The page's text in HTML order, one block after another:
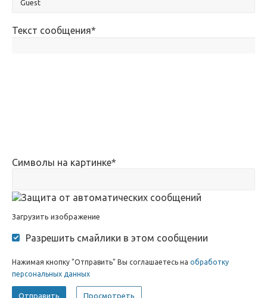
Текст сообщения*
Символы на картинке*
Загрузить изображение
Разрешить смайлики в этом сообщении
Нажимая кнопку "Отправить" Вы соглашаетесь на обработку
персональных данных